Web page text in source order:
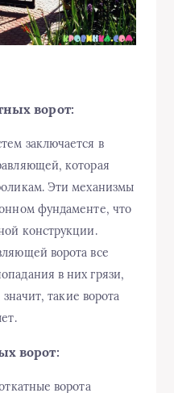
ворот:
заключается в
которая
Эти механизмы
фундаменте, что
конструкции.
ворота все
в них грязи,
такие ворота
ворот:
ворота